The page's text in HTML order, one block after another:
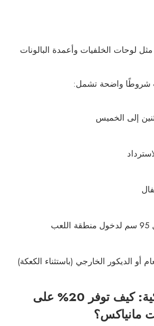
لوحات الخلفيات وأعمدة البالونات
شروطًا واضحة تشمل:
أو الديكور الخارجي (باستثناء الكعكة)
الميزانية الذكية: كيف توفر 20% على
مانياكس؟